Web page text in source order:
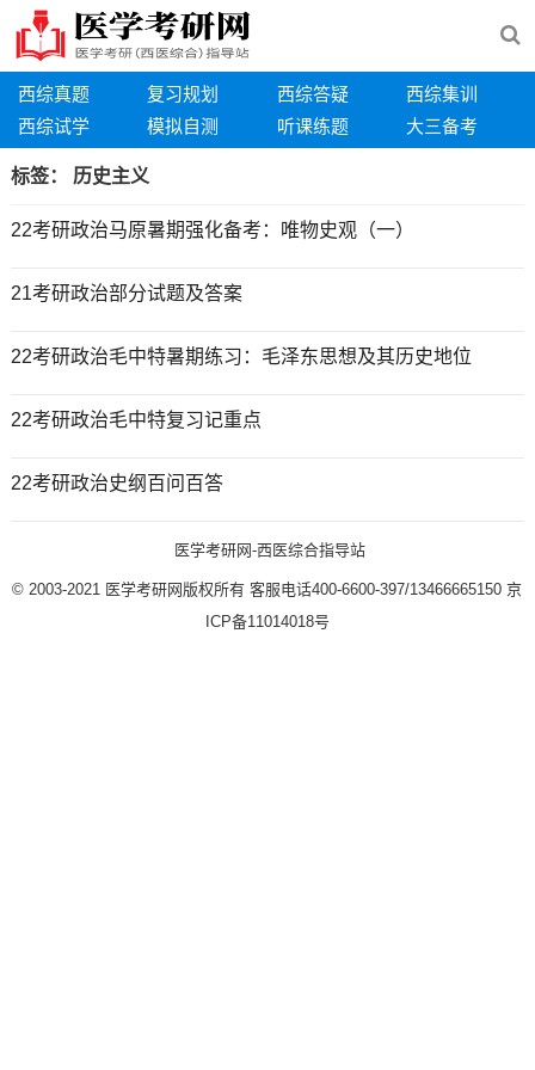
西综真题 复习规划 西综答疑
西综集训
西综试学
模拟自测 听课练题 大三备考
标签： 历史主义
22考研政治马原暑期强化备考：唯物史观（一）
21考研政治部分试题及答案
22考研政治毛中特暑期练习：毛泽东思想及其历史地位
22考研政治毛中特复习记重点
22考研政治史纲百问百答
医学考研网-西医综合指导站
© 2003-2021 医学考研网版权所有 客服电话400-6600-397/13466665150 京
ICP备11014018号